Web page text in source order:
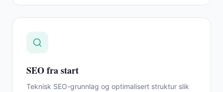
SEO fra start
Teknisk SEO-grunnlag og optimalisert struktur slik